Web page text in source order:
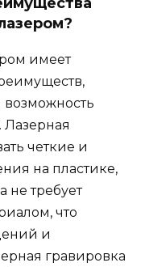
имеет
возможность
четкие и
на пластике,
не требует
что
и
гравировка